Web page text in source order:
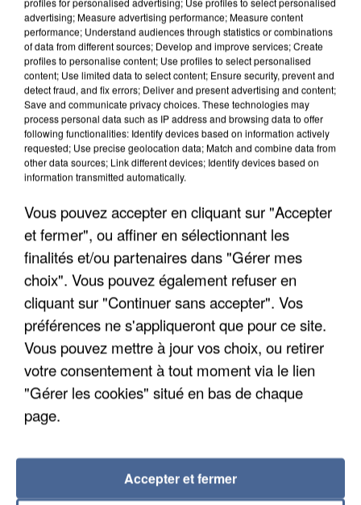
APRÈS TOUTES CES CANICULES, LES REFUGES
DE FAUNE SAUVAGE SONT...
L’UN DES FONDATEURS SUPPOSÉS DE LA DZ
advertising; Measure advertising performance; Measure content
performance; Understand audiences through statistics or combinations
of data from different sources; Develop and improve services; Create
profiles to personalise content; Use profiles to select personalised
content; Use limited data to select content; Ensure security, prevent and
detect fraud, and fix errors; Deliver and present advertising and content;
Save and communicate privacy choices. These technologies may
process personal data such as IP address and browsing data to offer
following functionalities: Identify devices based on information actively
requested; Use precise geolocation data; Match and combine data from
other data sources; Link different devices; Identify devices based on
information transmitted automatically.
Vous pouvez accepter en cliquant sur "Accepter
et fermer", ou affiner en sélectionnant les
finalités et/ou partenaires dans "Gérer mes
choix". Vous pouvez également refuser en
cliquant sur "Continuer sans accepter". Vos
préférences ne s'appliqueront que pour ce site.
Vous pouvez mettre à jour vos choix, ou retirer
votre consentement à tout moment via le lien
"Gérer les cookies" situé en bas de chaque
page.
Accepter et fermer